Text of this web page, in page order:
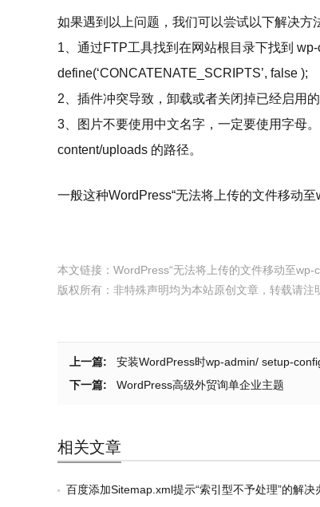
如果遇到以上问题，我们可以尝试以下解决方
1、通过FTP工具找到在网站根目录下找到
define(‘CONCATENATE_SCRIPTS’, false );
2、插件冲突导致，卸载或者关闭掉已经启用的
3、图片不要使用中文名字，一定要使用字母
content/uploads 的路径。
一般这种WordPress“无法将上传的文件移动
本文链接： WordPress“无法将上传的文件移动至
版权所有：非特殊声明均为本站原创文章，转载请注
上一篇:
安装WordPress时wp-admin/ setup-
下一篇:
WordPress高级外贸询单企业主题
相关文章
百度添加Sitemap.xml提示“索引型不予处理”的解决